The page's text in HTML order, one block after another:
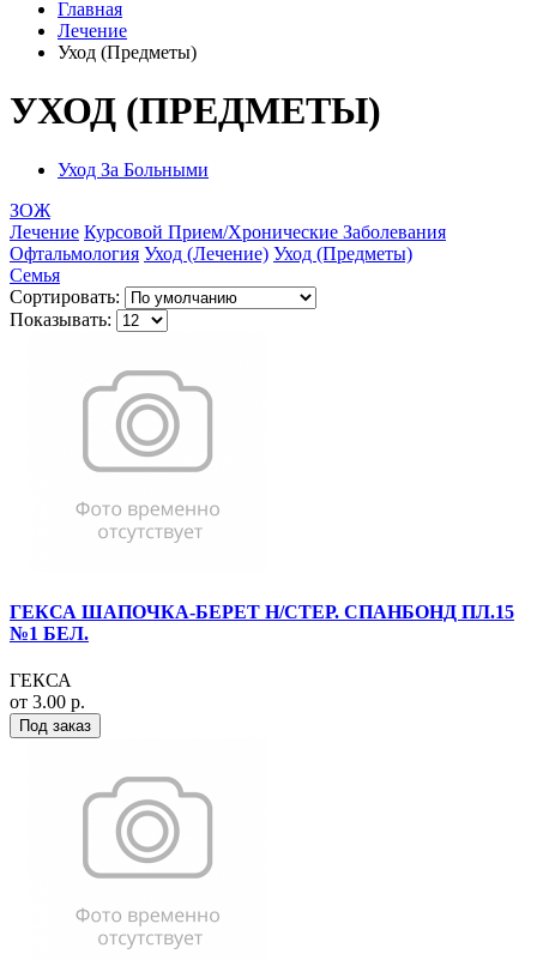
Главная
Лечение
Уход (Предметы)
УХОД (ПРЕДМЕТЫ)
Уход За Больными
ЗОЖ
Лечение Курсовой Прием/Хронические Заболевания
Офтальмология Уход (Лечение) Уход (Предметы)
Семья
Сортировать:
Показывать:
ГЕКСА ШАПОЧКА-БЕРЕТ Н/СТЕР. СПАНБОНД ПЛ.15
№1 БЕЛ.
ГЕКСА
от 3.00 р.
Под заказ